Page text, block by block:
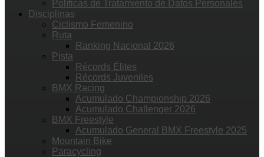
Políticas de Tratamiento de Datos Personales
Disciplinas
Ciclismo Femenino
Ruta
Ranking Nacional 2026
Pista
Récords Élites
Récords Juveniles
BMX Racing
Acumulado Championship 2026
Acumulado Challenger 2026
BMX Freestyle
Acumulado General BMX Freestyle 2025
Mountain Bike
Paracycling